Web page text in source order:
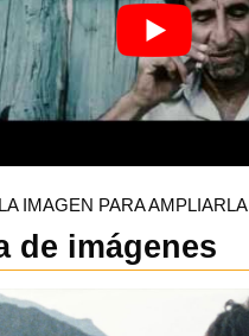
IMAGEN PARA AMPLIARLA
de imágenes